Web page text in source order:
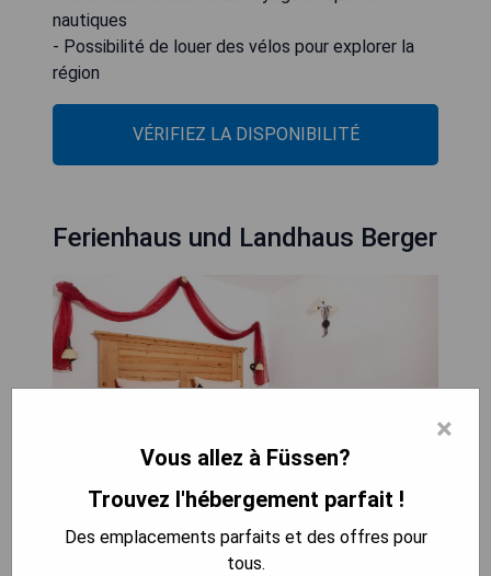
nautiques
- Possibilité de louer des vélos pour explorer la
région
VÉRIFIEZ LA DISPONIBILITÉ
Ferienhaus und Landhaus Berger
La maison d'hôtes familiale Ferienhaus und
×
Vous allez à Füssen?
Trouvez l'hébergement parfait !
Des emplacements parfaits et des offres pour
tous.